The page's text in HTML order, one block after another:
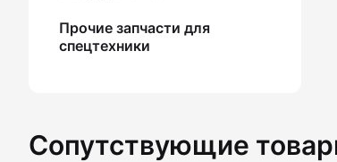
Прочие запчасти для
спецтехники
Сопутствующие